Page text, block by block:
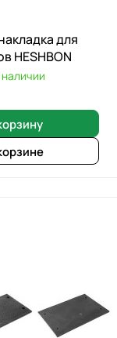
для
HESHBON
наличии